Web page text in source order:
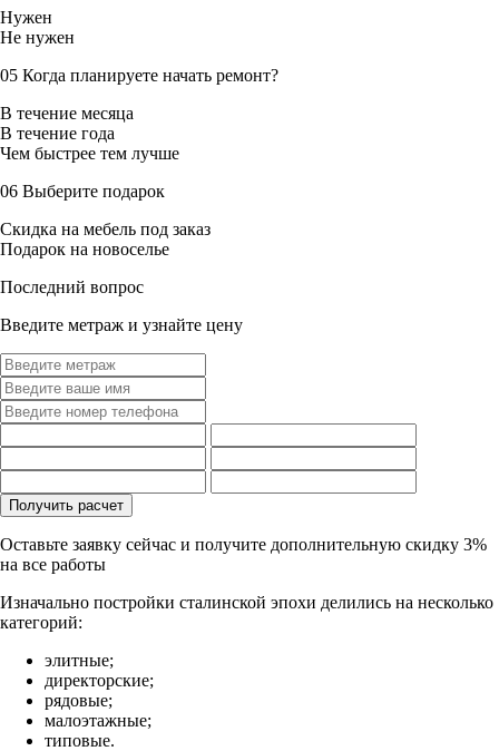
Нужен
Не нужен
05 Когда планируете начать ремонт?
В течение месяца
В течение года
Чем быстрее тем лучше
06 Выберите подарок
Скидка на мебель под заказ
Подарок на новоселье
Последний вопрос
Введите метраж и узнайте цену
Оставьте заявку сейчас и получите дополнительную скидку 3%
на все работы
Изначально постройки сталинской эпохи делились на несколько
категорий:
элитные;
директорские;
рядовые;
малоэтажные;
типовые.